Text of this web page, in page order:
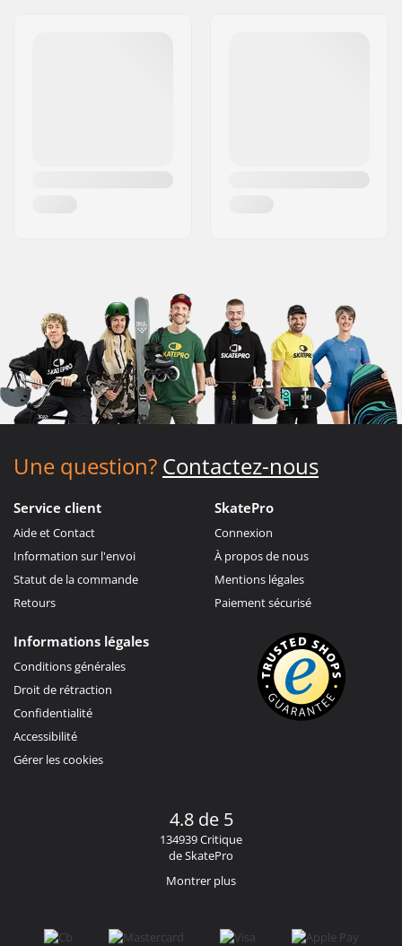
Une question? Contactez-nous
Service client
Aide et Contact
Information sur l'envoi
Statut de la commande
Retours
SkatePro
Connexion
À propos de nous
Mentions légales
Paiement sécurisé
Informations légales
Conditions générales
Droit de rétraction
Confidentialité
Accessibilité
Gérer les cookies
4.8 de 5
134939 Critique
de SkatePro
Montrer plus